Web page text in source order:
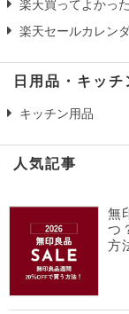
楽天買ってよかっ
楽天セールカレン
日用品・キッ
キッチン用品
人気記事
無
つ
方